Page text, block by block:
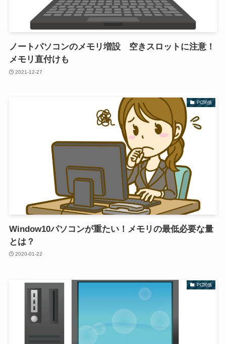
ノートパソコンのメモリ増設 空きスロットに注意！
メモリ直付けも
2021-12-27
PC関係
Window10パソコンが重たい！メモリの最低必要な量
とは？
2020-01-22
PC関係